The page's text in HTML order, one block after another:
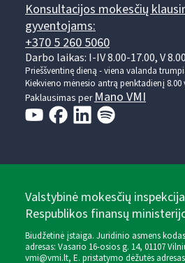
Konsultacijos mokesčių
gyventojams:
+370 5 260 5060
Darbo laikas: I-IV 8.00-17.00, V
Prieššventinę dieną - viena valanda
Kiekvieno mėnesio antrą penktadienį 8.00
Paklausimas perMano VMI
Valstybinė mokesčių
Respublikos finansų
Biudžetinė įstaiga. Juridinio asmens
adresas: Vasario 16-osios g. 14, 01107
vmi@vmi.lt, E. pristatymo dėžutės